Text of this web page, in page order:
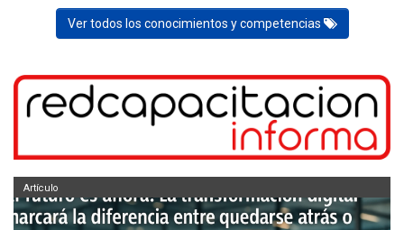
Ver todos los conocimientos y competencias
Artículo